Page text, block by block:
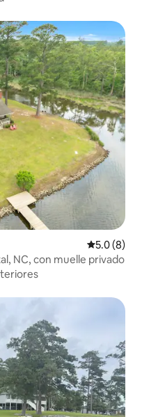
5.0 (8)
NC, con muelle privado